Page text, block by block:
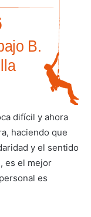
difícil y ahora
haciendo que
y el sentido
es el mejor
es